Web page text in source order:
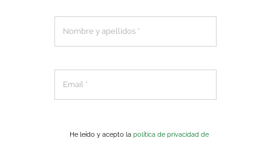
He leído y acepto lapolítica de privacidad de